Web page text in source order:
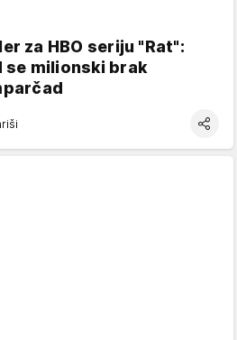
za HBO seriju "Rat":
se milionski brak